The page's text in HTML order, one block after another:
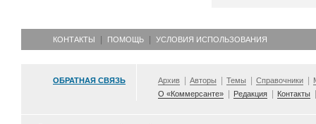
КОНТАКТЫ ПОМОЩЬ УСЛОВИЯ ИСПОЛЬЗОВАНИЯ
ОБРАТНАЯ СВЯЗЬ Архив Авторы Темы Справочники
О «Коммерсанте»
Редакция Контакты